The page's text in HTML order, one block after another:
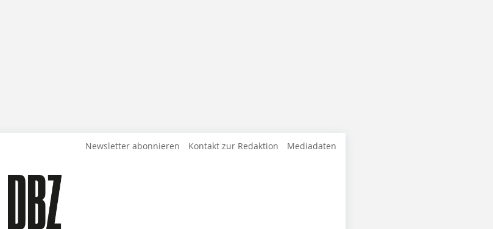
Newsletter abonnieren Kontakt zur Redaktion Mediadaten